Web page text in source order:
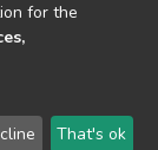
for the
That's ok